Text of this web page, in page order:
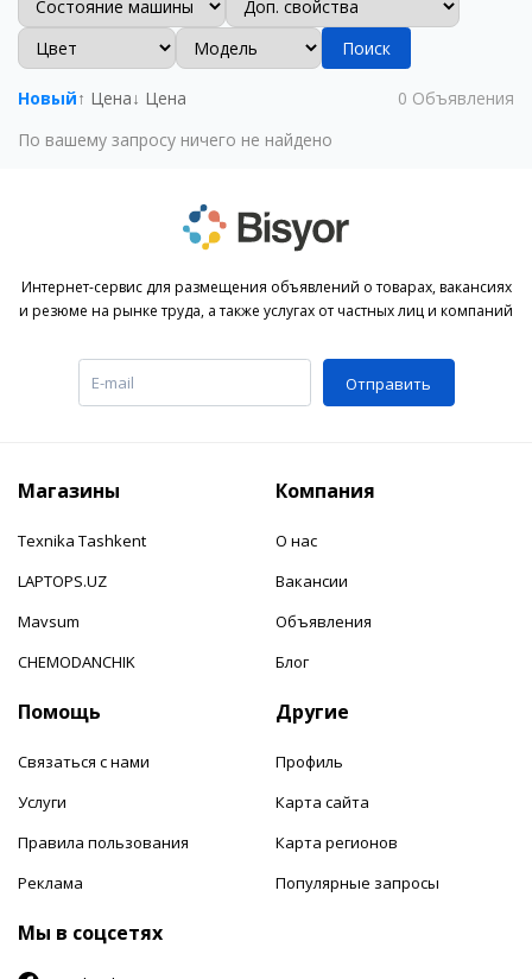
Поиск
Новый↑ Цена↓ Цена 0 Объявления
По вашему запросу ничего не найдено
Интернет-сервис для размещения объявлений о товарах, вакансиях
и резюме на рынке труда, а также услугах от частных лиц и компаний
Отправить
Магазины
Texnika Tashkent
LAPTOPS.UZ
Mavsum
CHEMODANCHIK
Компания
О нас
Вакансии
Объявления
Блог
Помощь
Связаться с нами
Услуги
Правила пользования
Реклама
Другие
Профиль
Карта сайта
Карта регионов
Популярные запросы
Мы в соцсетях